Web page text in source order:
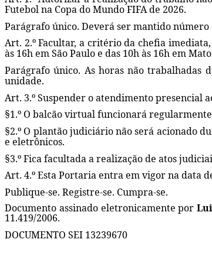
Futebol na Copa do Mundo FIFA de 2026.
Parágrafo único. Deverá ser mantido
Art. 2.º Facultar, a critério da chefia
às 16h em São Paulo e das 10h às 16h em
Parágrafo único. As horas não trabalhadas
unidade.
Art. 3.º Suspender o atendimento presencial
§1.º O balcão virtual funcionará
§2.º O plantão judiciário não será acionado
e eletrônicos.
§3.º Fica facultada a realização de atos
Art. 4.º Esta Portaria entra em vigor na data
Publique-se. Registre-se. Cumpra-se.
Documento assinado eletronicamente por
11.419/2006.
DOCUMENTO SEI 13239670